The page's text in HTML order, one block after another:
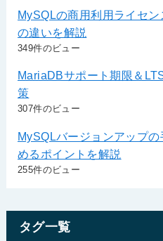
MySQLの商用利用ライセ
の違いを解説
349件のビュー
MariaDBサポート期限＆
策
307件のビュー
MySQLバージョンアップ
めるポイントを解説
255件のビュー
タグ一覧